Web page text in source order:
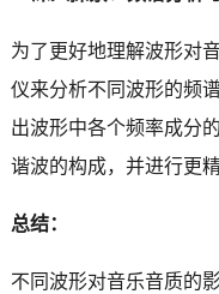
为了更好地理解波形对
仪来分析不同波形的频
出波形中各个频率成分
谐波的构成，并进行更
总结：
不同波形对音乐音质的